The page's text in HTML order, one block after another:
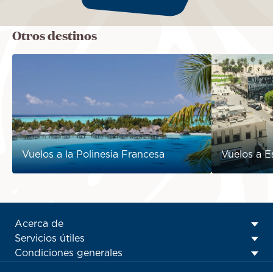
Otros destinos
Vuelos a la Polinesia Francesa Vuelos a
ATN:
Footer
menu
block
Acerca de
Servicios útiles
Condiciones generales